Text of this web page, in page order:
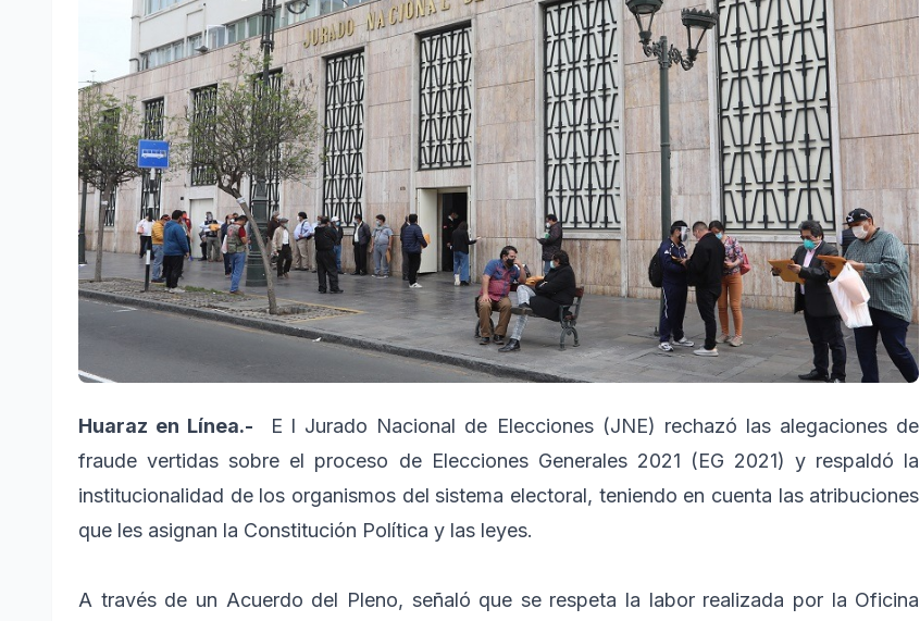
Huaraz en Línea.- E l Jurado Nacional de Elecciones (JNE) rechazó las alegaciones de
fraude vertidas sobre el proceso de Elecciones Generales 2021 (EG 2021) y respaldó la
institucionalidad de los organismos del sistema electoral, teniendo en cuenta las atribuciones
que les asignan la Constitución Política y las leyes.
A través de un Acuerdo del Pleno, señaló que se respeta la labor realizada por la Oficina